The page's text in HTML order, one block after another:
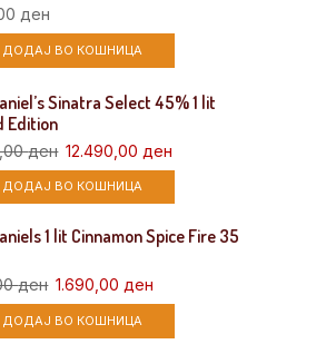
ден
ДОДАЈ ВО КОШНИЦА
Sinatra Select 45% 1 lit
Edition
ден 12.490,00 ден
ДОДАЈ ВО КОШНИЦА
1 lit Cinnamon Spice Fire 35
ден 1.690,00 ден
ДОДАЈ ВО КОШНИЦА